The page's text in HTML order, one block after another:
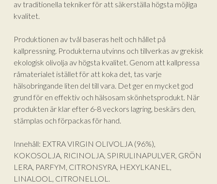
av traditionella tekniker för att säkerställa högsta möjliga
kvalitet.
Produktionen av tvål baseras helt och hållet på
kallpressning. Produkterna utvinns och tillverkas av grekisk
ekologisk olivolja av högsta kvalitet. Genom att kallpressa
råmaterialet istället för att koka det, tas varje
hälsobringande liten del till vara. Det ger en mycket god
grund för en effektiv och hälsosam skönhetsprodukt. När
produkten är klar efter 6-8 veckors lagring, beskärs den,
stämplas och förpackas för hand.
Innehåll: EXTRA VIRGIN OLIVOLJA (96%),
KOKOSOLJA, RICINOLJA, SPIRULINAPULVER, GRÖN
LERA, PARFYM, CITRONSYRA, HEXYLKANEL,
LINALOOL, CITRONELLOL.